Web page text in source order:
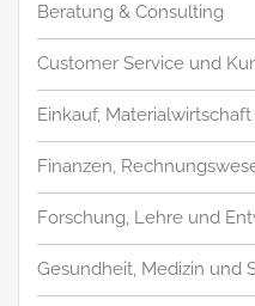
Beratung & Consulting
Customer Service und
Einkauf,
Finanzen,
Forschung, Lehre und
Gesundheit, Medizin und